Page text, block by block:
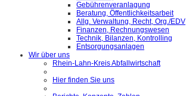
Gebührenveranlagung
Beratung, Öffentlichkeitsarbeit
Allg. Verwaltung, Recht, Org./EDV
Finanzen, Rechnungswesen
Technik, Bilanzen, Kontrolling
Entsorgungsanlagen
Wir über uns
Rhein-Lahn-Kreis Abfallwirtschaft
Hier finden Sie uns